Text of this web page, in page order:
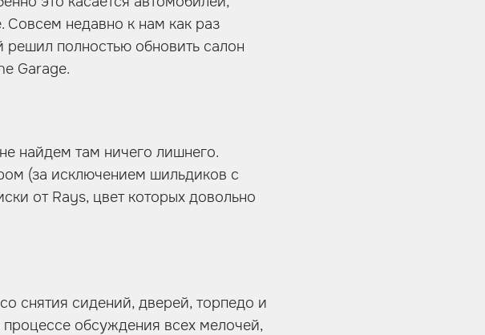
Совсем недавно к нам как раз
решил полностью обновить салон
Garage.
найдем там ничего лишнего.
(за исключением шильдиков с
от Rays, цвет которых довольно
снятия сидений, дверей, торпедо и
обсуждения всех мелочей,